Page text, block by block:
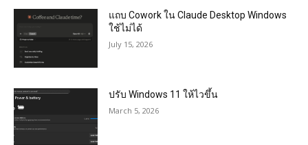
แถบ Cowork ใน Claude Desktop Windows
ใช้ไม่ได้
July 15, 2026
ปรับ Windows 11 ให้ไวขึ้น
March 5, 2026